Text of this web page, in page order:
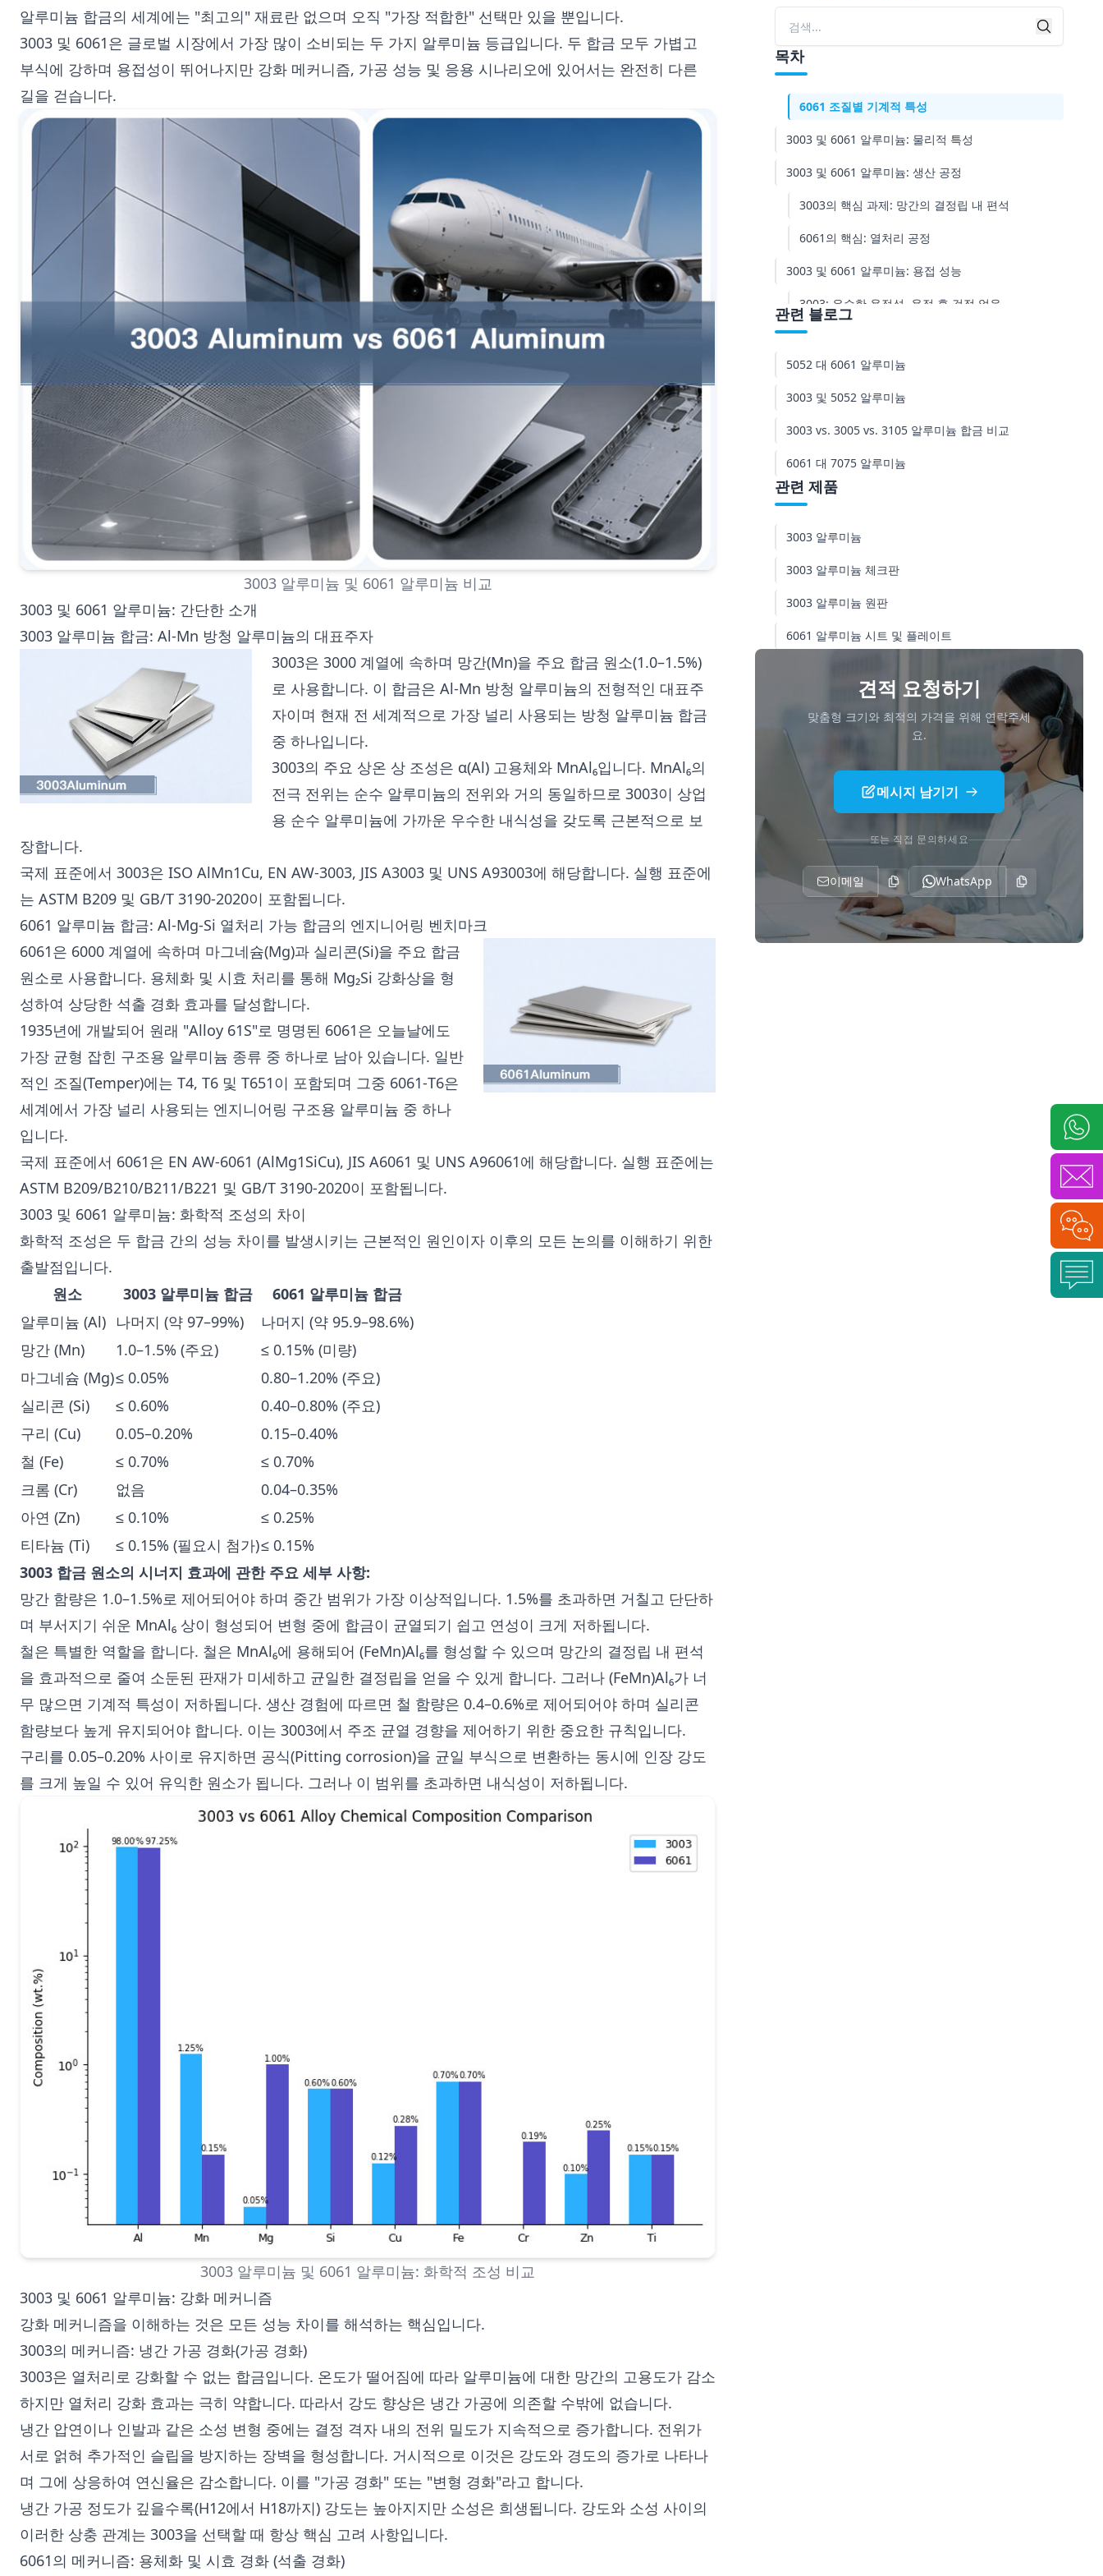
알루미늄 합금의 세계에는 "최고의" 재료란 없으며 오직 "가장 적합한" 선택만 있을 뿐입니다.
3003 및 6061은 글로벌 시장에서 가장 많이 소비되는 두 가지 알루미늄 등급입니다. 두 합금 모두 가볍고
부식에 강하며 용접성이 뛰어나지만 강화 메커니즘, 가공 성능 및 응용 시나리오에 있어서는 완전히 다른
길을 걷습니다.
3003 알루미늄 및 6061 알루미늄 비교
3003 및 6061 알루미늄: 간단한 소개
3003 알루미늄 합금: Al-Mn 방청 알루미늄의 대표주자
3003은 3000 계열에 속하며 망간(Mn)을 주요 합금 원소(1.0–1.5%)
로 사용합니다. 이 합금은 Al-Mn 방청 알루미늄의 전형적인 대표주
자이며 현재 전 세계적으로 가장 널리 사용되는 방청 알루미늄 합금
중 하나입니다.
3003의 주요 상온 상 조성은 α(Al) 고용체와 MnAl₆입니다. MnAl₆의
전극 전위는 순수 알루미늄의 전위와 거의 동일하므로 3003이 상업
용 순수 알루미늄에 가까운 우수한 내식성을 갖도록 근본적으로 보
장합니다.
국제 표준에서 3003은 ISO AlMn1Cu, EN AW-3003, JIS A3003 및 UNS A93003에 해당합니다. 실행 표준에
는 ASTM B209 및 GB/T 3190-2020이 포함됩니다.
6061 알루미늄 합금: Al-Mg-Si 열처리 가능 합금의 엔지니어링 벤치마크
6061은 6000 계열에 속하며 마그네슘(Mg)과 실리콘(Si)을 주요 합금
원소로 사용합니다. 용체화 및 시효 처리를 통해 Mg₂Si 강화상을 형
성하여 상당한 석출 경화 효과를 달성합니다.
1935년에 개발되어 원래 "Alloy 61S"로 명명된 6061은 오늘날에도
가장 균형 잡힌 구조용 알루미늄 종류 중 하나로 남아 있습니다. 일반
적인 조질(Temper)에는 T4, T6 및 T651이 포함되며 그중 6061-T6은
세계에서 가장 널리 사용되는 엔지니어링 구조용 알루미늄 중 하나
입니다.
국제 표준에서 6061은 EN AW-6061 (AlMg1SiCu), JIS A6061 및 UNS A96061에 해당합니다. 실행 표준에는
ASTM B209/B210/B211/B221 및 GB/T 3190-2020이 포함됩니다.
3003 및 6061 알루미늄: 화학적 조성의 차이
화학적 조성은 두 합금 간의 성능 차이를 발생시키는 근본적인 원인이자 이후의 모든 논의를 이해하기 위한
출발점입니다.
원소
3003 알루미늄 합금
6061 알루미늄 합금
알루미늄 (Al) 나머지 (약 97–99%)
나머지 (약 95.9–98.6%)
망간 (Mn)
1.0–1.5% (주요)
≤ 0.15% (미량)
마그네슘 (Mg)≤ 0.05%
0.80–1.20% (주요)
실리콘 (Si)
≤ 0.60%
0.40–0.80% (주요)
구리 (Cu)
0.05–0.20%
0.15–0.40%
철 (Fe)
≤ 0.70%
≤ 0.70%
크롬 (Cr)
없음
0.04–0.35%
아연 (Zn)
≤ 0.10%
≤ 0.25%
티타늄 (Ti)
≤ 0.15% (필요시 첨가)≤ 0.15%
3003 합금 원소의 시너지 효과에 관한 주요 세부 사항:
망간 함량은 1.0–1.5%로 제어되어야 하며 중간 범위가 가장 이상적입니다. 1.5%를 초과하면 거칠고 단단하
며 부서지기 쉬운 MnAl₆ 상이 형성되어 변형 중에 합금이 균열되기 쉽고 연성이 크게 저하됩니다.
철은 특별한 역할을 합니다. 철은 MnAl₆에 용해되어 (FeMn)Al₆를 형성할 수 있으며 망간의 결정립 내 편석
을 효과적으로 줄여 소둔된 판재가 미세하고 균일한 결정립을 얻을 수 있게 합니다. 그러나 (FeMn)Al₆가 너
무 많으면 기계적 특성이 저하됩니다. 생산 경험에 따르면 철 함량은 0.4–0.6%로 제어되어야 하며 실리콘
함량보다 높게 유지되어야 합니다. 이는 3003에서 주조 균열 경향을 제어하기 위한 중요한 규칙입니다.
구리를 0.05–0.20% 사이로 유지하면 공식(Pitting corrosion)을 균일 부식으로 변환하는 동시에 인장 강도
를 크게 높일 수 있어 유익한 원소가 됩니다. 그러나 이 범위를 초과하면 내식성이 저하됩니다.
3003 알루미늄 및 6061 알루미늄: 화학적 조성 비교
3003 및 6061 알루미늄: 강화 메커니즘
강화 메커니즘을 이해하는 것은 모든 성능 차이를 해석하는 핵심입니다.
3003의 메커니즘: 냉간 가공 경화(가공 경화)
3003은 열처리로 강화할 수 없는 합금입니다. 온도가 떨어짐에 따라 알루미늄에 대한 망간의 고용도가 감소
하지만 열처리 강화 효과는 극히 약합니다. 따라서 강도 향상은 냉간 가공에 의존할 수밖에 없습니다.
냉간 압연이나 인발과 같은 소성 변형 중에는 결정 격자 내의 전위 밀도가 지속적으로 증가합니다. 전위가
서로 얽혀 추가적인 슬립을 방지하는 장벽을 형성합니다. 거시적으로 이것은 강도와 경도의 증가로 나타나
며 그에 상응하여 연신율은 감소합니다. 이를 "가공 경화" 또는 "변형 경화"라고 합니다.
냉간 가공 정도가 깊을수록(H12에서 H18까지) 강도는 높아지지만 소성은 희생됩니다. 강도와 소성 사이의
이러한 상충 관계는 3003을 선택할 때 항상 핵심 고려 사항입니다.
6061의 메커니즘: 용체화 및 시효 경화 (석출 경화)
검색
목차
6061의 메커니즘: 용체화 및 시효 경화 (석출 경화)
3003 조질별 기계적 특성
6061 조질별 기계적 특성
3003 및 6061 알루미늄: 물리적 특성
3003 및 6061 알루미늄: 생산 공정
3003의 핵심 과제: 망간의 결정립 내 편석
6061의 핵심: 열처리 공정
3003 및 6061 알루미늄: 용접 성능
3003: 우수한 용접성, 용접 후 걱정 없음
6061: 용접 가능하지만 엔지니어링 함정에 주의
3003 및 6061 알루미늄: 성형 및 기계 가공성
3003: 최고의 성형성, 딥 드로잉(Deep Drawing)
요
3003 및 6061 알루미늄: 내식성
3003: 순수 알루미늄에 가까운 내식성
6061: 우수한 내식성, 뛰어난 양극 산화(아노다이
3003의 주요 응용 분야
6061의 주요 응용 분야
종합 요약표
어떻게 선택해야 할까요?
Worthwill의 공급 역량
부록: 성능 요약 참조 가이드
부록 A: 물리적 특성 비교
부록 B: 조질에 따른 3003의 기계적 특성
부록 C: 조질에 따른 6061의 기계적 특성
관련 블로그
5052 대 6061 알루미늄
3003 및 5052 알루미늄
3003 vs. 3005 vs. 3105 알루미늄 합금 비교
6061 대 7075 알루미늄
관련 제품
3003 알루미늄
3003 알루미늄 체크판
3003 알루미늄 원판
6061 알루미늄 시트 및 플레이트
견적 요청하기
맞춤형 크기와 최적의 가격을 위해 연락주세
요.
메시지 남기기
또는 직접 문의하세요
이메일 WhatsApp